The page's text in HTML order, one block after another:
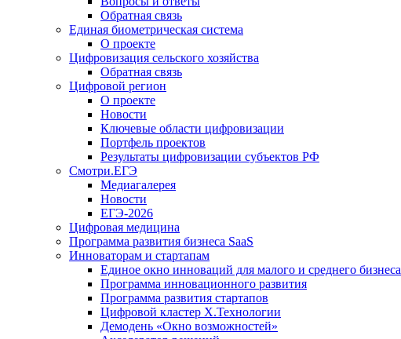
Обратная связь
Единая биометрическая система
О проекте
Цифровизация сельского хозяйства
Обратная связь
Цифровой регион
О проекте
Новости
Ключевые области цифровизации
Портфель проектов
Результаты цифровизации субъектов РФ
Смотри.ЕГЭ
Медиагалерея
Новости
ЕГЭ-2026
Цифровая медицина
Программа развития бизнеса SaaS
Инноваторам и стартапам
Единое окно инноваций для малого и среднего бизнеса
Программа инновационного развития
Программа развития стартапов
Цифровой кластер X.Технологии
Демодень «Окно возможностей»